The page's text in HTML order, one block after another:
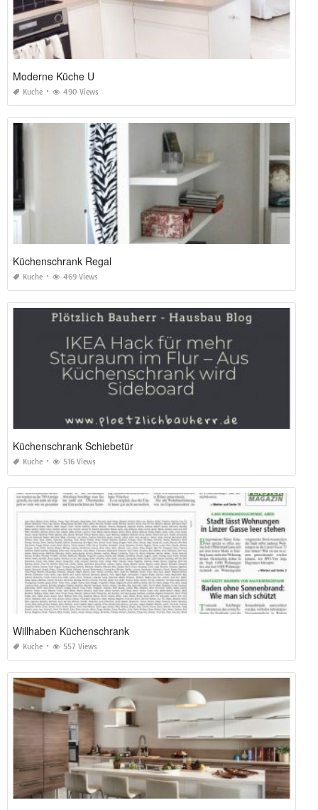
Moderne Küche U
Kuche 490 Views
Küchenschrank Regal
Kuche 469 Views
Küchenschrank Schiebetür
Kuche 516 Views
Willhaben Küchenschrank
Kuche 557 Views